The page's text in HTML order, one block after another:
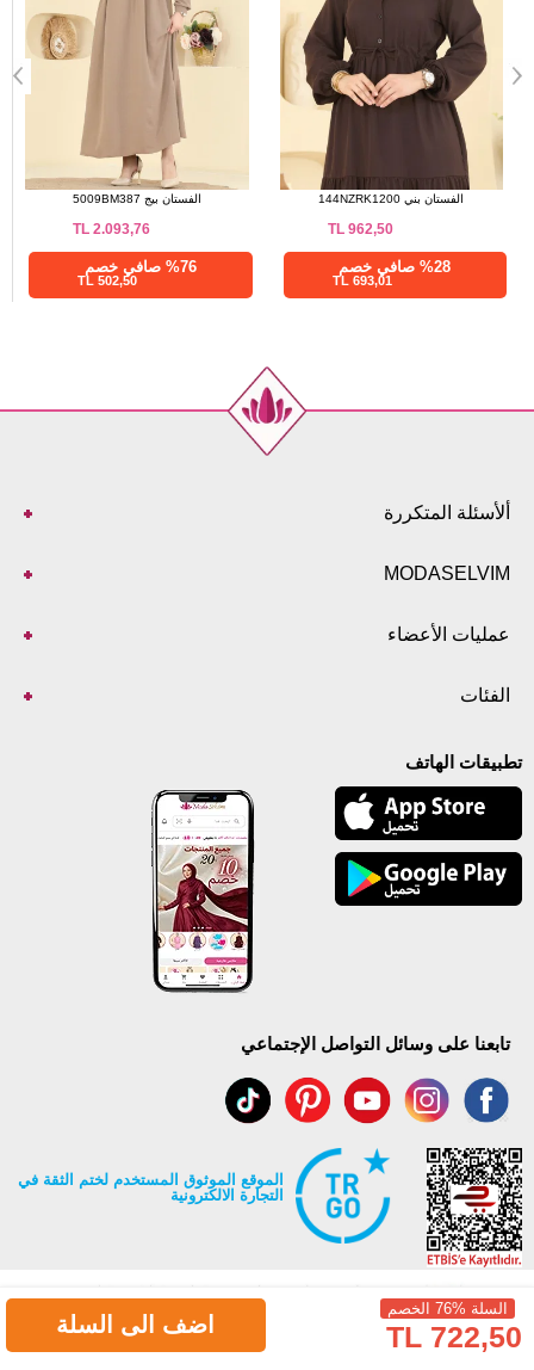
السلة %76 الخصم
722,50 TL اضف الى السلة
الفستان بني 144NZRK1200
962,50
TL
%28 صافي خصم
693,01 TL
الفستان كحلي 145NZRK1200
962,50
TL
%28 صافي خصم
693,01 TL
ألأسئلة المتكررة
MODASELVIM
عمليات الأعضاء
الفئات
تطبيقات الهاتف
تابعنا على وسائل التواصل الإجتماعي
الموقع الموثوق المستخدم لختم الثقة في
التجارة الالكترونية
جميع حقوق Modaselvim محفوظة ©2026